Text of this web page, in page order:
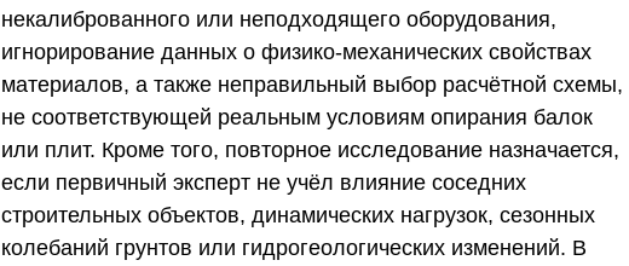
некалиброванного или неподходящего оборудования,
игнорирование данных о физико-механических свойствах
материалов, а также неправильный выбор расчётной схемы,
не соответствующей реальным условиям опирания балок
или плит. Кроме того, повторное исследование назначается,
если первичный эксперт не учёл влияние соседних
строительных объектов, динамических нагрузок, сезонных
колебаний грунтов или гидрогеологических изменений. В